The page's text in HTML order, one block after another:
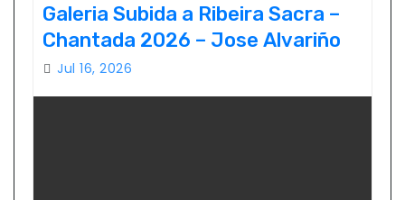
Galeria Subida a Ribeira Sacra –
Chantada 2026 – Jose Alvariño
Jul 16, 2026